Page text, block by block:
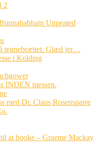
2
Unpeated
tegnebrættet. Glæd jer…
i Kolding
INDEN messen.
med Dr. Claus Rosensparre
at booke – Graeme Mackay